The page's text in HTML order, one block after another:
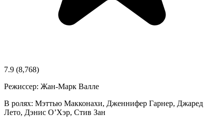
7.9 (8,768)
Режиссер: Жан-Марк Валле
В ролях: Мэттью Макконахи, Дженнифер Гарнер, Джаред
Лето, Дэнис О’Хэр, Стив Зан